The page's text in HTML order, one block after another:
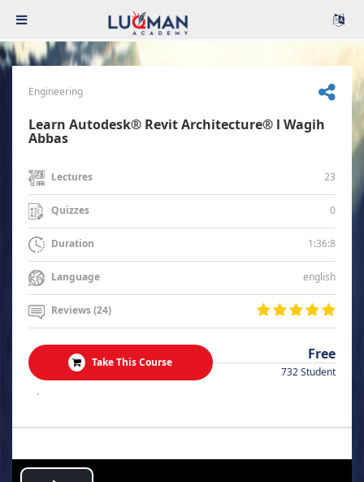
Engineering
Learn Autodesk® Revit Architecture® l Wagih
Abbas
Lectures 23
Quizzes 0
Duration 1:36:8
Language english
Reviews (24)
Take This Course Free
732 Student
.